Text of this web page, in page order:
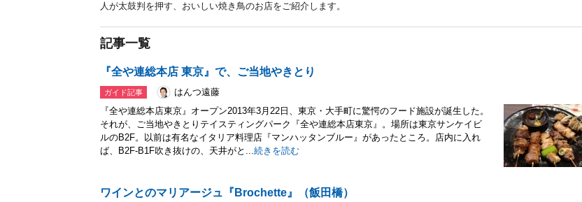
人が太鼓判を押す、おいしい焼き鳥のお店をご紹介します。
記事一覧
『全や連総本店 東京』で、ご当地やきとり
ガイド記事
はんつ遠藤
『全や連総本店東京』オープン2013年3月22日、東京・大手町に驚愕のフード施設が誕生した。
それが、ご当地やきとりテイスティングパーク『全や連総本店東京』。場所は東京サンケイビ
ルのB2F。以前は有名なイタリア料理店『マンハッタンブルー』があったところ。店内に入れ
ば、B2F-B1F吹き抜けの、天井がと...続きを読む
ワインとのマリアージュ『Brochette』（飯田橋）